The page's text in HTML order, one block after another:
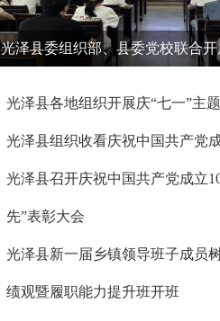
光泽县委组织部、县委党校联合
光泽县各地组织开展庆“七一”主
光泽县组织收看庆祝中国共产党
光泽县召开庆祝中国共产党成立
先”表彰大会
光泽县新一届乡镇领导班子成员
绩观暨履职能力提升班开班